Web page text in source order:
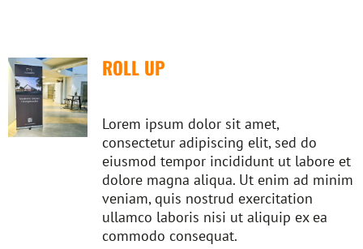
ROLL UP
Lorem ipsum dolor sit amet,
consectetur adipiscing elit, sed do
eiusmod tempor incididunt ut labore et
dolore magna aliqua. Ut enim ad minim
veniam, quis nostrud exercitation
ullamco laboris nisi ut aliquip ex ea
commodo consequat.